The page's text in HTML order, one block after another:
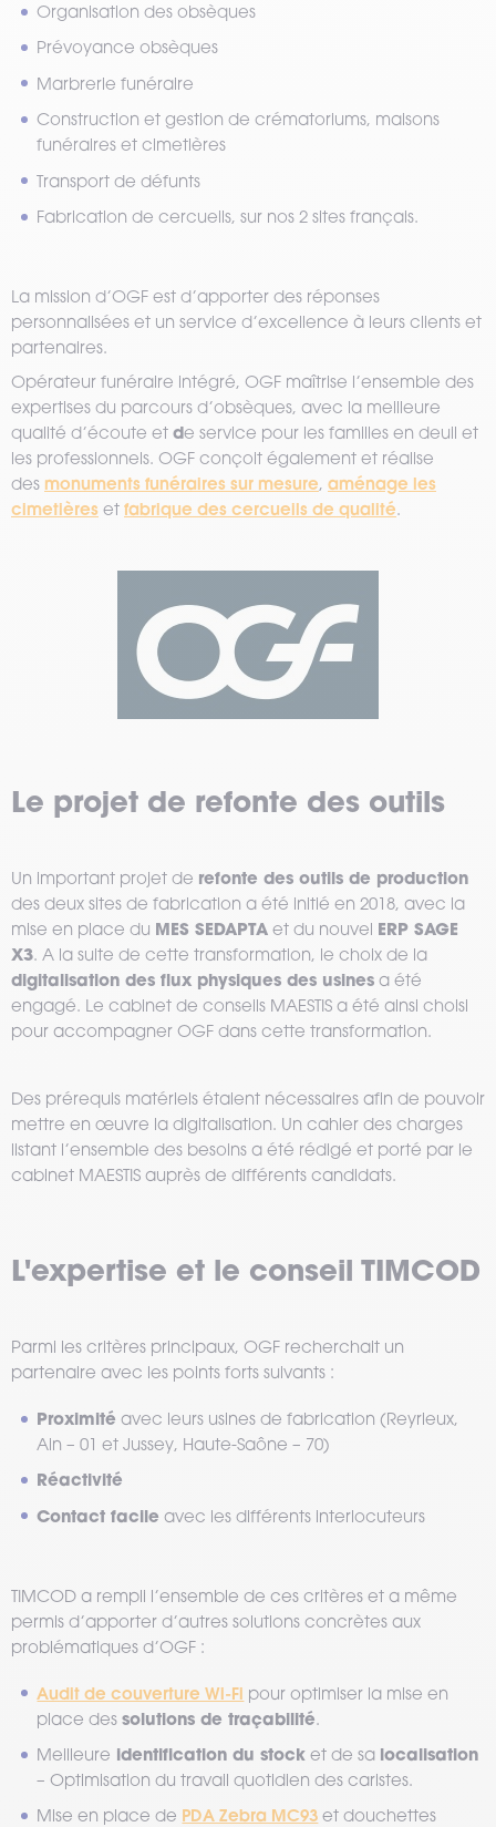
Organisation des obsèques
Prévoyance obsèques
Marbrerie funéraire
Construction et gestion de crématoriums, maisons
funéraires et cimetières
Transport de défunts
Fabrication de cercueils, sur nos 2 sites français.
La mission d’OGF est d’apporter des réponses
personnalisées et un service d’excellence à leurs clients et
partenaires.
Opérateur funéraire intégré, OGF maîtrise l’ensemble des
expertises du parcours d’obsèques, avec la meilleure
qualité d’écoute et de service pour les familles en deuil et
les professionnels. OGF conçoit également et réalise
des monuments funéraires sur mesure, aménage les
cimetières et fabrique des cercueils de qualité.
Le projet de refonte des outils
Un important projet de refonte des outils de production
des deux sites de fabrication a été initié en 2018, avec la
mise en place du MES SEDAPTA et du nouvel ERP SAGE
X3. A la suite de cette transformation, le choix de la
digitalisation des flux physiques des usines a été
engagé. Le cabinet de conseils MAESTIS a été ainsi choisi
pour accompagner OGF dans cette transformation.
Des prérequis matériels étaient nécessaires afin de pouvoir
mettre en œuvre la digitalisation. Un cahier des charges
listant l’ensemble des besoins a été rédigé et porté par le
cabinet MAESTIS auprès de différents candidats.
L'expertise et le conseil TIMCOD
Parmi les critères principaux, OGF recherchait un
partenaire avec les points forts suivants :
Proximité avec leurs usines de fabrication (Reyrieux,
Ain – 01 et Jussey, Haute-Saône – 70)
Réactivité
Contact facile avec les différents interlocuteurs
TIMCOD a rempli l’ensemble de ces critères et a même
permis d’apporter d’autres solutions concrètes aux
problématiques d’OGF :
Audit de couverture Wi-Fi pour optimiser la mise en
place dessolutions de traçabilité
Meilleure identification du stock et de sa localisation
– Optimisation du travail quotidien des caristes.
Mise en place de PDA Zebra MC93 et douchettes